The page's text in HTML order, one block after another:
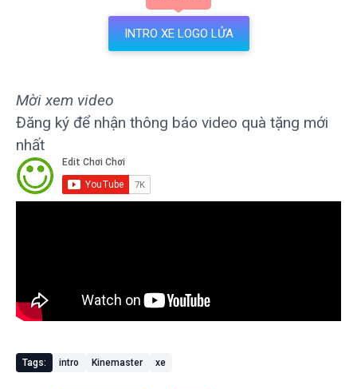
INTRO XE LOGO LỬA
Mời xem video
Đăng ký để nhận thông báo video quà tặng mới
nhất
Tags: intro Kinemaster xe